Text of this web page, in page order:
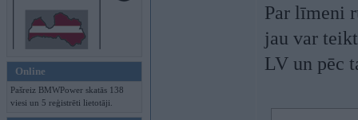
Online
Pašreiz BMWPower skatās 138
viesi un 5 reģistrēti lietotāji.
Par līmeni
jau var
LV un pēc